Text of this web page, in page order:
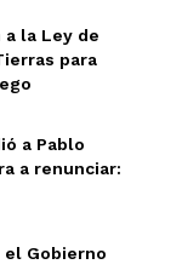
a la Ley de
para
a Pablo
a renunciar:
el Gobierno